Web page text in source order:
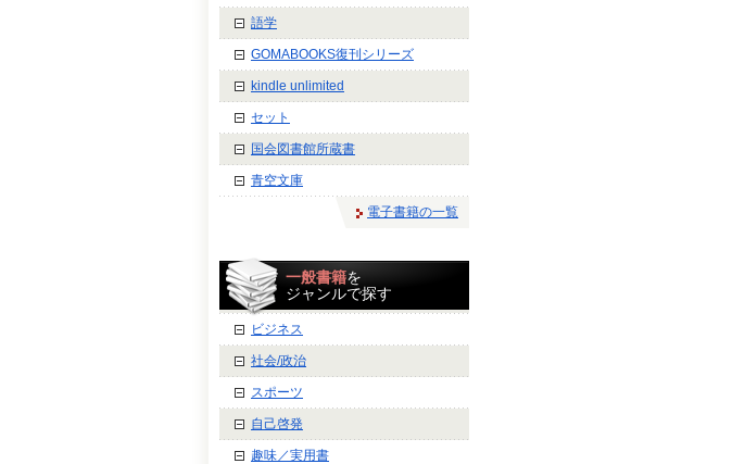
語学
GOMABOOKS復刊シリーズ
kindle unlimited
セット
国会図書館所蔵書
青空文庫
電子書籍の一覧
一般書籍を
ジャンルで探す
ビジネス
社会/政治
スポーツ
自己啓発
趣味／実用書